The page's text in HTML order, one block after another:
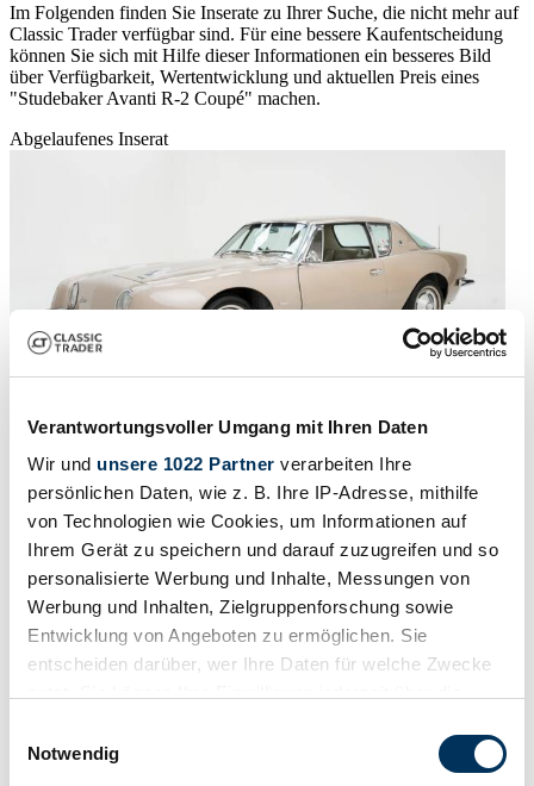
Verantwortungsvoller Umgang mit Ihren Daten
Wir und unsere 1022 Partner verarbeiten Ihre
persönlichen Daten, wie z. B. Ihre IP-Adresse, mithilfe
von Technologien wie Cookies, um Informationen auf
Ihrem Gerät zu speichern und darauf zuzugreifen und so
personalisierte Werbung und Inhalte, Messungen von
Werbung und Inhalten, Zielgruppenforschung sowie
Entwicklung von Angeboten zu ermöglichen. Sie
entscheiden darüber, wer Ihre Daten für welche Zwecke
Trigger Symbol ändern oder widerrufen
Notwendig
Im Folgenden finden Sie Inserate zu Ihrer Suche, die nicht mehr auf
Classic Trader verfügbar sind. Für eine bessere Kaufentscheidung
können Sie sich mit Hilfe dieser Informationen ein besseres Bild
über Verfügbarkeit, Wertentwicklung und aktuellen Preis eines
"Studebaker Avanti R-2 Coupé" machen.
Abgelaufenes Inserat
1963 | Studebaker Avanti
1963 Studebaker Avanti R2 Supercharged '63
CHF 34'117letzten Monat